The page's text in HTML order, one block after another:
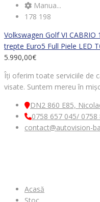
Manua...
178 198
Volkswagen Golf VI
trepte Euro5 Full Piele LED
5.990,00€
Îți oferim toate serviciile de
visate. Suntem mereu în
DN2 860 E85,
0758 657 045/ 0758
contact@autovision-
Acasă